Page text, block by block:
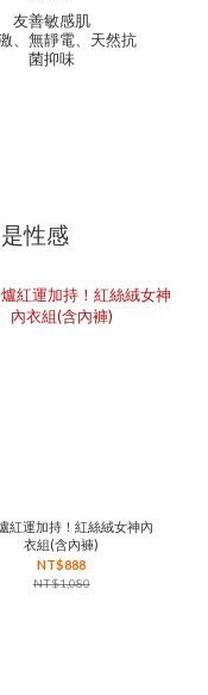
友善敏感肌
、無靜電、天然抗
菌抑味
性感
紅運加持！紅絲絨女神內
衣組(含內褲)
NT$888
NT$1,080